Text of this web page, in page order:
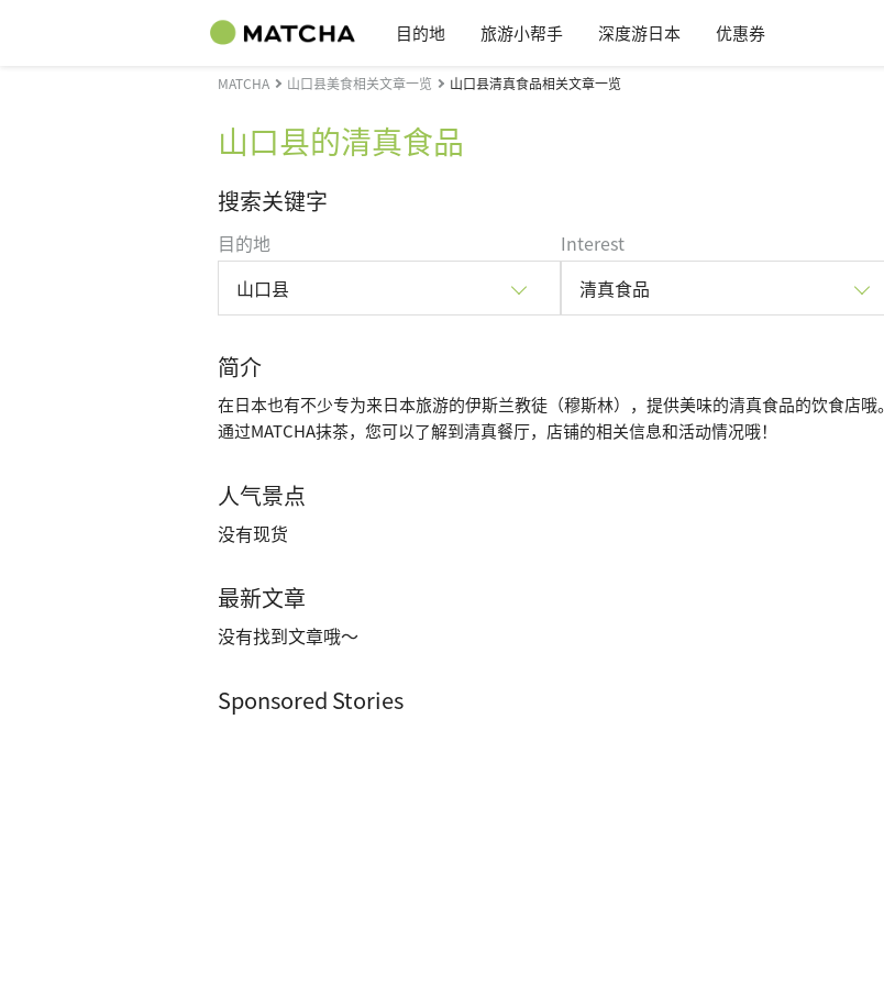
目的地 旅游小帮手 深度游日本 优惠券
MATCHA 山口县美食相关文章一览 山口县清真食品相关文章一览
山口县的清真食品
搜索关键字
目的地
山口县
Interest
清真食品
简介
在日本也有不少专为来日本旅游的伊斯兰教徒（穆斯林），提供美味的清真食品的饮食店哦。
通过MATCHA抹茶，您可以了解到清真餐厅，店铺的相关信息和活动情况哦！
人气景点
没有现货
最新文章
没有找到文章哦～
Sponsored Stories